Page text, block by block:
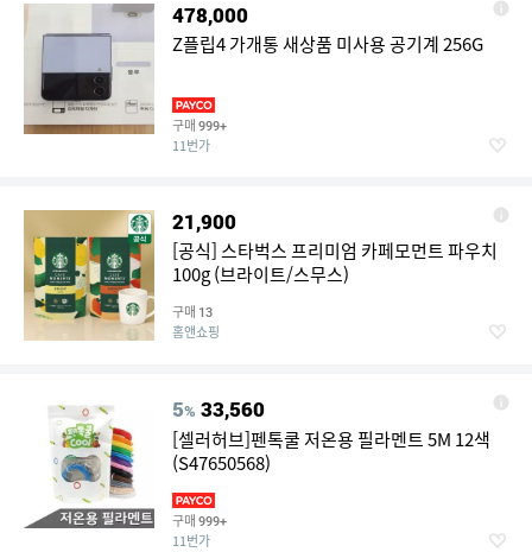
478,000
Z플립4 가개통 새상품 미사용 공기계 256G
구매 999+
11번가
21,900
[공식] 스타벅스 프리미엄 카페모먼트 파우치
100g (브라이트/스무스)
구매 13
홈앤쇼핑
5% 33,560
[셀러허브]펜톡쿨 저온용 필라멘트 5M 12색
(S47650568)
구매 999+
11번가